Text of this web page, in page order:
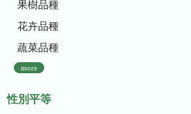
果樹品種
花卉品種
蔬菜品種
more
性別平等